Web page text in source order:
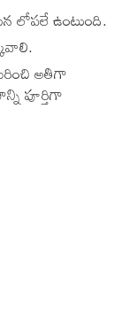
లోపలే ఉంటుంది.
అతిగా
పూర్తిగా